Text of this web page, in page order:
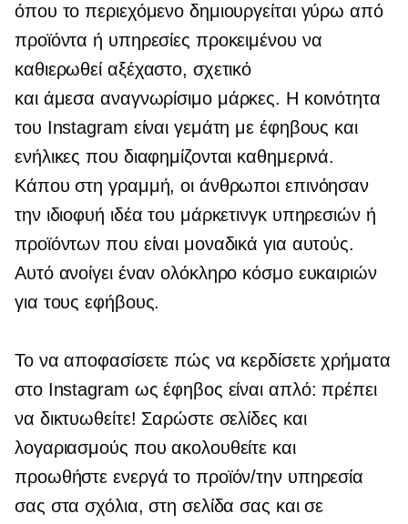
όπου το περιεχόμενο δημιουργείται γύρω από
προϊόντα ή υπηρεσίες προκειμένου να
καθιερωθεί αξέχαστο, σχετικό
και άμεσα αναγνωρίσιμομάρκες. Η κοινότητα
του Instagram είναι γεμάτη με έφηβους και
ενήλικες που διαφημίζονται καθημερινά.
Κάπου στη γραμμή, οι άνθρωποι επινόησαν
την ιδιοφυή ιδέα του μάρκετινγκ υπηρεσιών ή
προϊόντων που είναι μοναδικά για αυτούς.
Αυτό ανοίγει έναν ολόκληρο κόσμο ευκαιριών
για τους εφήβους.
Το να αποφασίσετε πώς να κερδίσετε χρήματα
στο Instagram ως έφηβος είναι απλό: πρέπει
να δικτυωθείτε! Σαρώστε σελίδες και
λογαριασμούς που ακολουθείτε και
προωθήστε ενεργά το προϊόν/την υπηρεσία
σας στα σχόλια, στη σελίδα σας και σε